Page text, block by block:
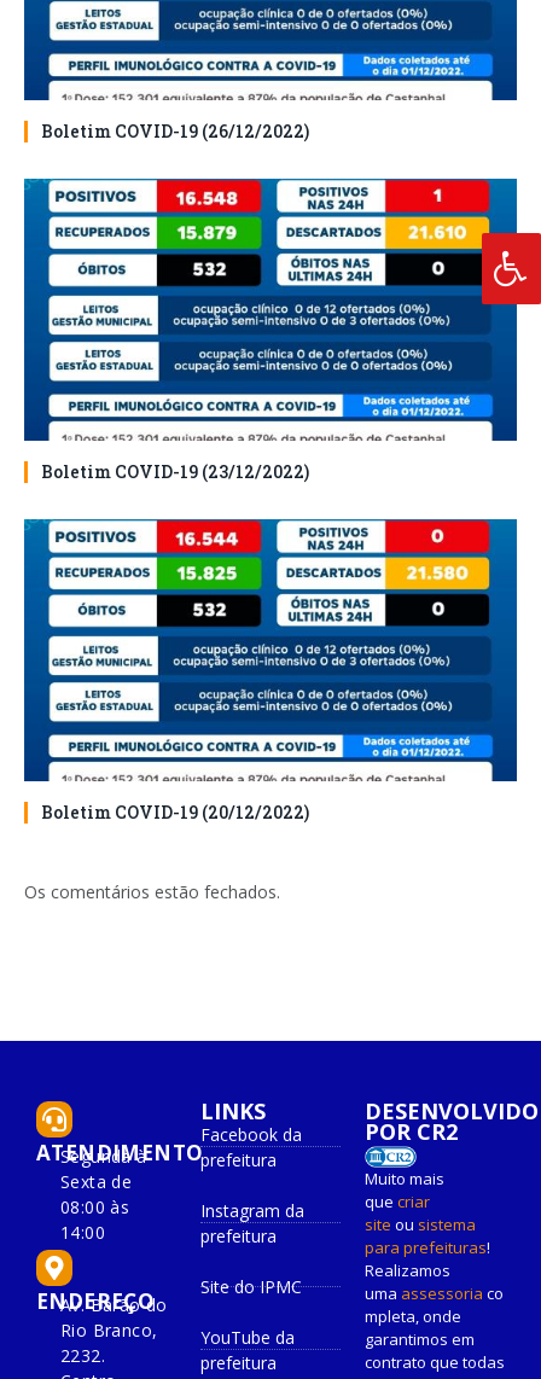
Boletim COVID-19 (26/12/2022)
Boletim COVID-19 (23/12/2022)
Boletim COVID-19 (20/12/2022)
Os comentários estão fechados.
ATENDIMENTO
Segunda à
Sexta de
08:00 às
14:00
ENDEREÇO
Av. Barão do
Rio Branco,
2232.
LINKS
Facebook da
prefeitura
Instagram da
prefeitura
Site do IPMC
YouTube da
prefeitura
DESENVOLVIDO
POR CR2
Muito mais
que criar
site ou sistema
para prefeituras!
Realizamos
uma assessoria co
mpleta, onde
garantimos em
contrato que todas